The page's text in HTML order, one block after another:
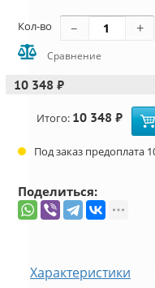
Кол-во
Сравнение
10 348 ₽
Итого: 10 348 ₽
Под заказ предоплата
Поделиться:
Характеристики